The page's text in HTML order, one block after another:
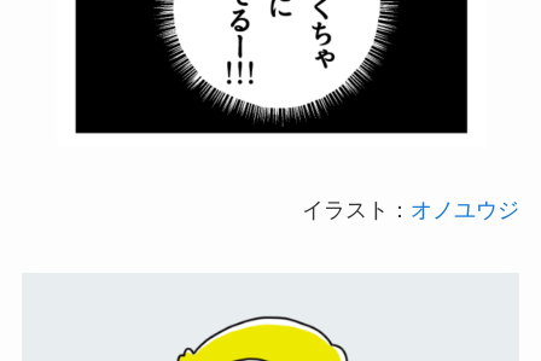
イラスト： オノユウジ